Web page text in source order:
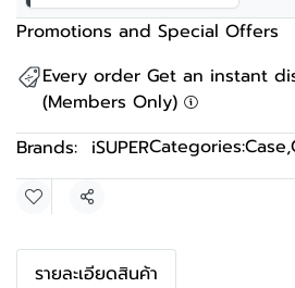
Promotions and Special Offers
Every order Get an instant
(Members Only)
Brands: iSUPERCategories:Case,
Share
รายละเอียดสินค้า